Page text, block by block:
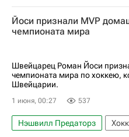
Питер Лавиолетт
Лос-
Каролина Харрикейнз
Йоси признали MVP
чемпионата мира
Швейцарец Роман Йоси
чемпионата мира по хоккею,
Швейцарии.
1 июня, 00:27 537
Нэшвилл Предаторз